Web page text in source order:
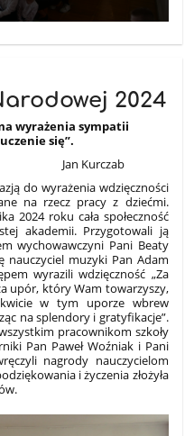
2024
wyrażenia sympatii
się”.
do wyrażenia wdzięczności
na rzecz pracy z dziećmi.
2024 roku cała społeczność
akademii. Przygotowali ją
wychowawczyni Pani Beaty
nauczyciel muzyki Pan Adam
wyrazili wdzięczność „Za
upór, który Wam towarzyszy,
w tym uporze wbrew
na splendory i gratyfikacje”.
pracownikom szkoły
Pan Paweł Woźniak i Pani
nagrody nauczycielom
i życzenia złożyła